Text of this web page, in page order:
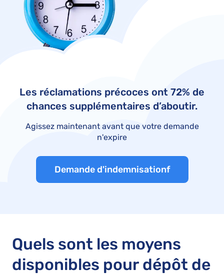
Les réclamations précoces ont 72% de
chances supplémentaires d’aboutir.
Agissez maintenant avant que votre demande
n'expire
Demande d'indemnisationf
Quels sont les moyens
disponibles pour dépôt de